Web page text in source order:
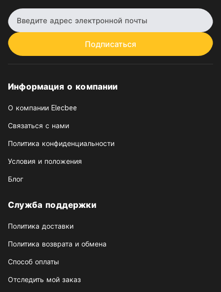
Подписаться
Информация о компании
О компании Elecbee
Связаться с нами
Политика конфиденциальности
Условия и положения
Блог
Служба поддержки
Политика доставки
Политика возврата и обмена
Способ оплаты
Отследить мой заказ